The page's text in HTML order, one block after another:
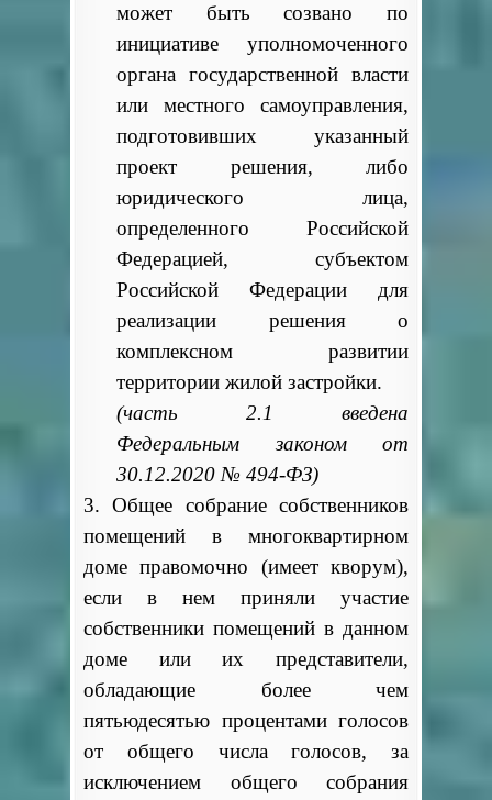
может быть созвано по
инициативе уполномоченного
органа государственной власти
или местного самоуправления,
подготовивших указанный
проект решения, либо
юридического лица,
определенного Российской
Федерацией, субъектом
Российской Федерации для
реализации решения о
комплексном развитии
территории жилой застройки.
(часть 2.1 введена
Федеральным законом от
30.12.2020 № 494-ФЗ)
3. Общее собрание собственников
помещений в многоквартирном
доме правомочно (имеет кворум),
если в нем приняли участие
собственники помещений в данном
доме или их представители,
обладающие более чем
пятьюдесятью процентами голосов
от общего числа голосов, за
исключением общего собрания